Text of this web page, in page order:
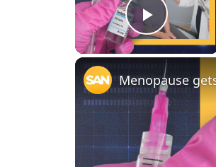
PLAY
VIDEO